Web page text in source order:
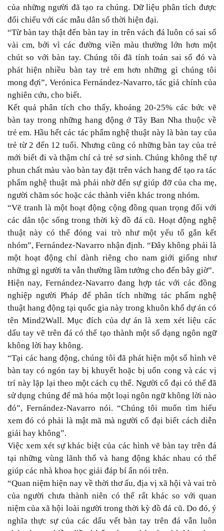
của những người đã tạo ra chúng. Dữ liệu phân tích được
đối chiếu với các mẫu dân số thời hiện đại.
“Từ bàn tay thật đến bàn tay in trên vách đá luôn có sai số
vài cm, bởi vì các đường viền màu thường lớn hơn một
chút so với bàn tay. Chúng tôi đã tính toán sai số đó và
phát hiện nhiều bàn tay trẻ em hơn những gì chúng tôi
mong đợi”, Verónica Fernández-Navarro, tác giả chính của
nghiên cứu, cho biết.
Kết quả phân tích cho thấy, khoảng 20-25% các bức vẽ
bàn tay trong những hang động ở Tây Ban Nha thuộc về
trẻ em. Hầu hết các tác phẩm nghệ thuật này là bàn tay của
trẻ từ 2 đến 12 tuổi. Nhưng cũng có những bàn tay của trẻ
mới biết đi và thậm chí cả trẻ sơ sinh. Chúng không thể tự
phun chất màu vào bàn tay đặt trên vách hang để tạo ra tác
phẩm nghệ thuật mà phải nhờ đến sự giúp đỡ của cha mẹ,
người chăm sóc hoặc các thành viên khác trong nhóm.
“Vẽ tranh là một hoạt động cộng đồng quan trọng đối với
các dân tộc sống trong thời kỳ đồ đá cũ. Hoạt động nghệ
thuật này có thể đóng vai trò như một yếu tố gắn kết
nhóm”, Fernández-Navarro nhận định. “Đây không phải là
một hoạt động chỉ dành riêng cho nam giới giống như
những gì người ta vẫn thường lầm tưởng cho đến bây giờ”.
Hiện nay, Fernández-Navarro đang hợp tác với các đồng
nghiệp người Pháp để phân tích những tác phẩm nghệ
thuật hang động tại quốc gia này trong khuôn khổ dự án có
tên Mind2Wall. Mục đích của dự án là xem xét liệu các
dấu tay vẽ trên đá có thể tạo thành một số dạng ngôn ngữ
không lời hay không.
“Tại các hang động, chúng tôi đã phát hiện một số hình vẽ
bàn tay có ngón tay bị khuyết hoặc bị uốn cong và các vị
trí này lặp lại theo một cách cụ thể. Người cổ đại có thể đã
sử dụng chúng để mã hóa một loại ngôn ngữ không lời nào
đó”, Fernández-Navarro nói. “Chúng tôi muốn tìm hiểu
xem đó có phải là mật mã mà người cổ đại biết cách diễn
giải hay không”.
Việc xem xét sự khác biệt của các hình vẽ bàn tay trên đá
tại những vùng lãnh thổ và hang động khác nhau có thể
giúp các nhà khoa học giải đáp bí ẩn nói trên.
“Quan niệm hiện nay về thời thơ ấu, địa vị xã hội và vai trò
của người chưa thành niên có thể rất khác so với quan
niệm của xã hội loài người trong thời kỳ đồ đá cũ. Do đó, ý
nghĩa thực sự của các dấu vết bàn tay trên đá vẫn luôn